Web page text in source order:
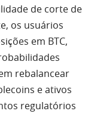
de corte de
os usuários
em BTC,
rebalancear
e ativos
regulatórios